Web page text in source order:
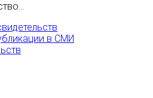
в СМИ